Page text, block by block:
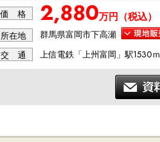
価 格 2,880万円（税込）
所在地
群馬県富岡市下高瀬
交 通
上信電鉄「上州富岡」駅1530ｍ